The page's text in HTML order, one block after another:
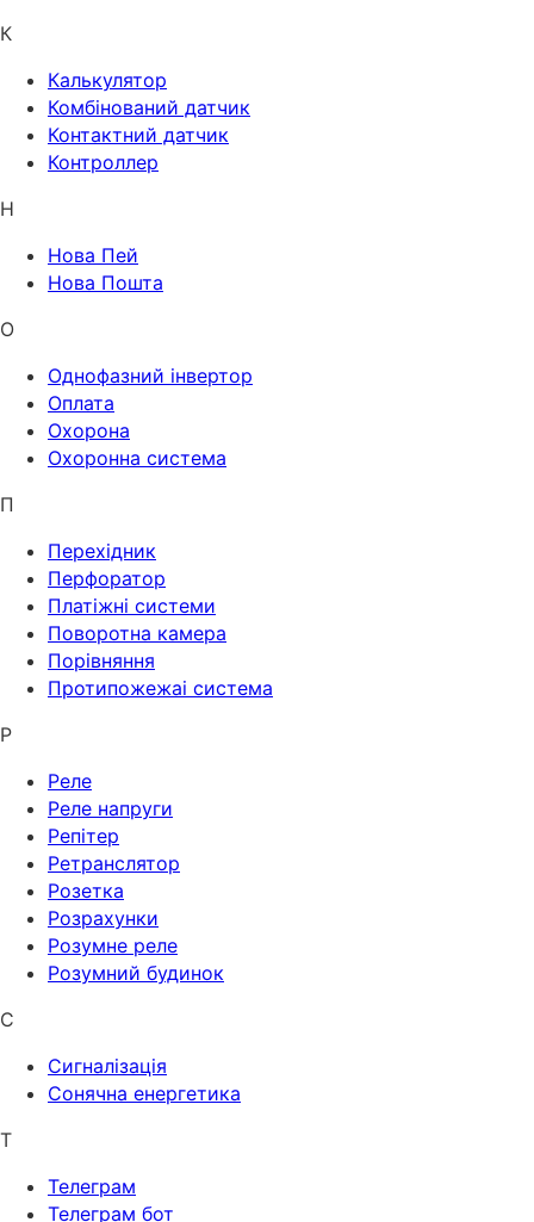
К
Калькулятор
Комбінований датчик
Контактний датчик
Контроллер
Н
Нова Пей
Нова Пошта
О
Однофазний інвертор
Оплата
Охорона
Охоронна система
П
Перехідник
Перфоратор
Платіжні системи
Поворотна камера
Порівняння
Протипожежаі система
Р
Реле
Реле напруги
Репітер
Ретранслятор
Розетка
Розрахунки
Розумне реле
Розумний будинок
С
Сигналізація
Сонячна енергетика
Т
Телеграм
Телеграм бот